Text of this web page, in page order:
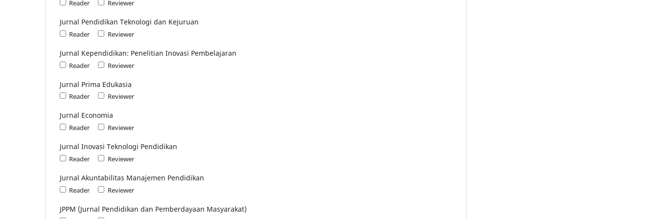
Reader Reviewer
Jurnal Pendidikan Teknologi dan Kejuruan
Reader Reviewer
Jurnal Kependidikan: Penelitian Inovasi Pembelajaran
Reader Reviewer
Jurnal Prima Edukasia
Reader Reviewer
Jurnal Economia
Reader Reviewer
Jurnal Inovasi Teknologi Pendidikan
Reader Reviewer
Jurnal Akuntabilitas Manajemen Pendidikan
Reader Reviewer
JPPM (Jurnal Pendidikan dan Pemberdayaan Masyarakat)